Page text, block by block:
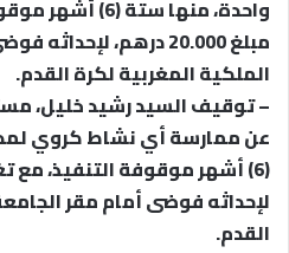
واحدة، منها ستة
مبلغ 20.000 درهم،
الملكية المغربية لكرة القدم.
– توقيف السيد رشيد خليل،
عن ممارسة أي نشاط كروي
لإحداثه فوضى أمام مقر
القدم.